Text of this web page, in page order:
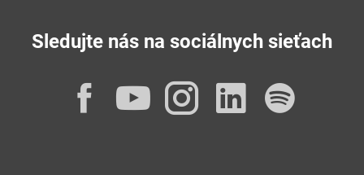
Sledujte nás na sociálnych sieťach
Facebook
YouTube
Instagram